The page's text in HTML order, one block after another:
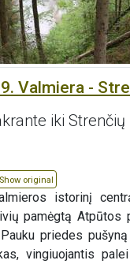
Valmiera -
iki
Show original
istorinį
pamėgtą Atpūtos
priedes
vingiuojantis